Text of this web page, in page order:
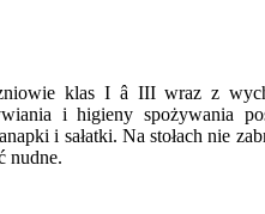
klas I â III wraz z
i higieny
i sałatki. Na stołach nie
nudne.